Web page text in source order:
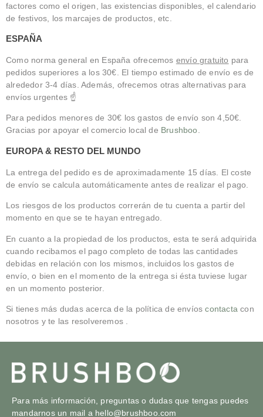
factores como el origen, las existencias disponibles, el calendario
de festivos, los marcajes de productos, etc.
ESPAÑA
Como norma general en España ofrecemos envío gratuito para
pedidos superiores a los 30€. El tiempo estimado de envío es de
alrededor 3-4 días. Además, ofrecemos otras alternativas para
envíos urgentes ☝️
Para pedidos menores de 30€ los gastos de envío son 4,50€.
Gracias por apoyar el comercio local de Brushboo.
EUROPA & RESTO DEL MUNDO
La entrega del pedido es de aproximadamente 15 días. El coste
de envío se calcula automáticamente antes de realizar el pago.
Los riesgos de los productos correrán de tu cuenta a partir del
momento en que se te hayan entregado.
En cuanto a la propiedad de los productos, esta te será adquirida
cuando recibamos el pago completo de todas las cantidades
debidas en relación con los mismos, incluidos los gastos de
envío, o bien en el momento de la entrega si ésta tuviese lugar
en un momento posterior.
Si tienes más dudas acerca de la política de envíoscontacta con
nosotros y te las resolveremos .
Para más información, preguntas o dudas que tengas puedes
mandarnos un mail a hello@brushboo.com